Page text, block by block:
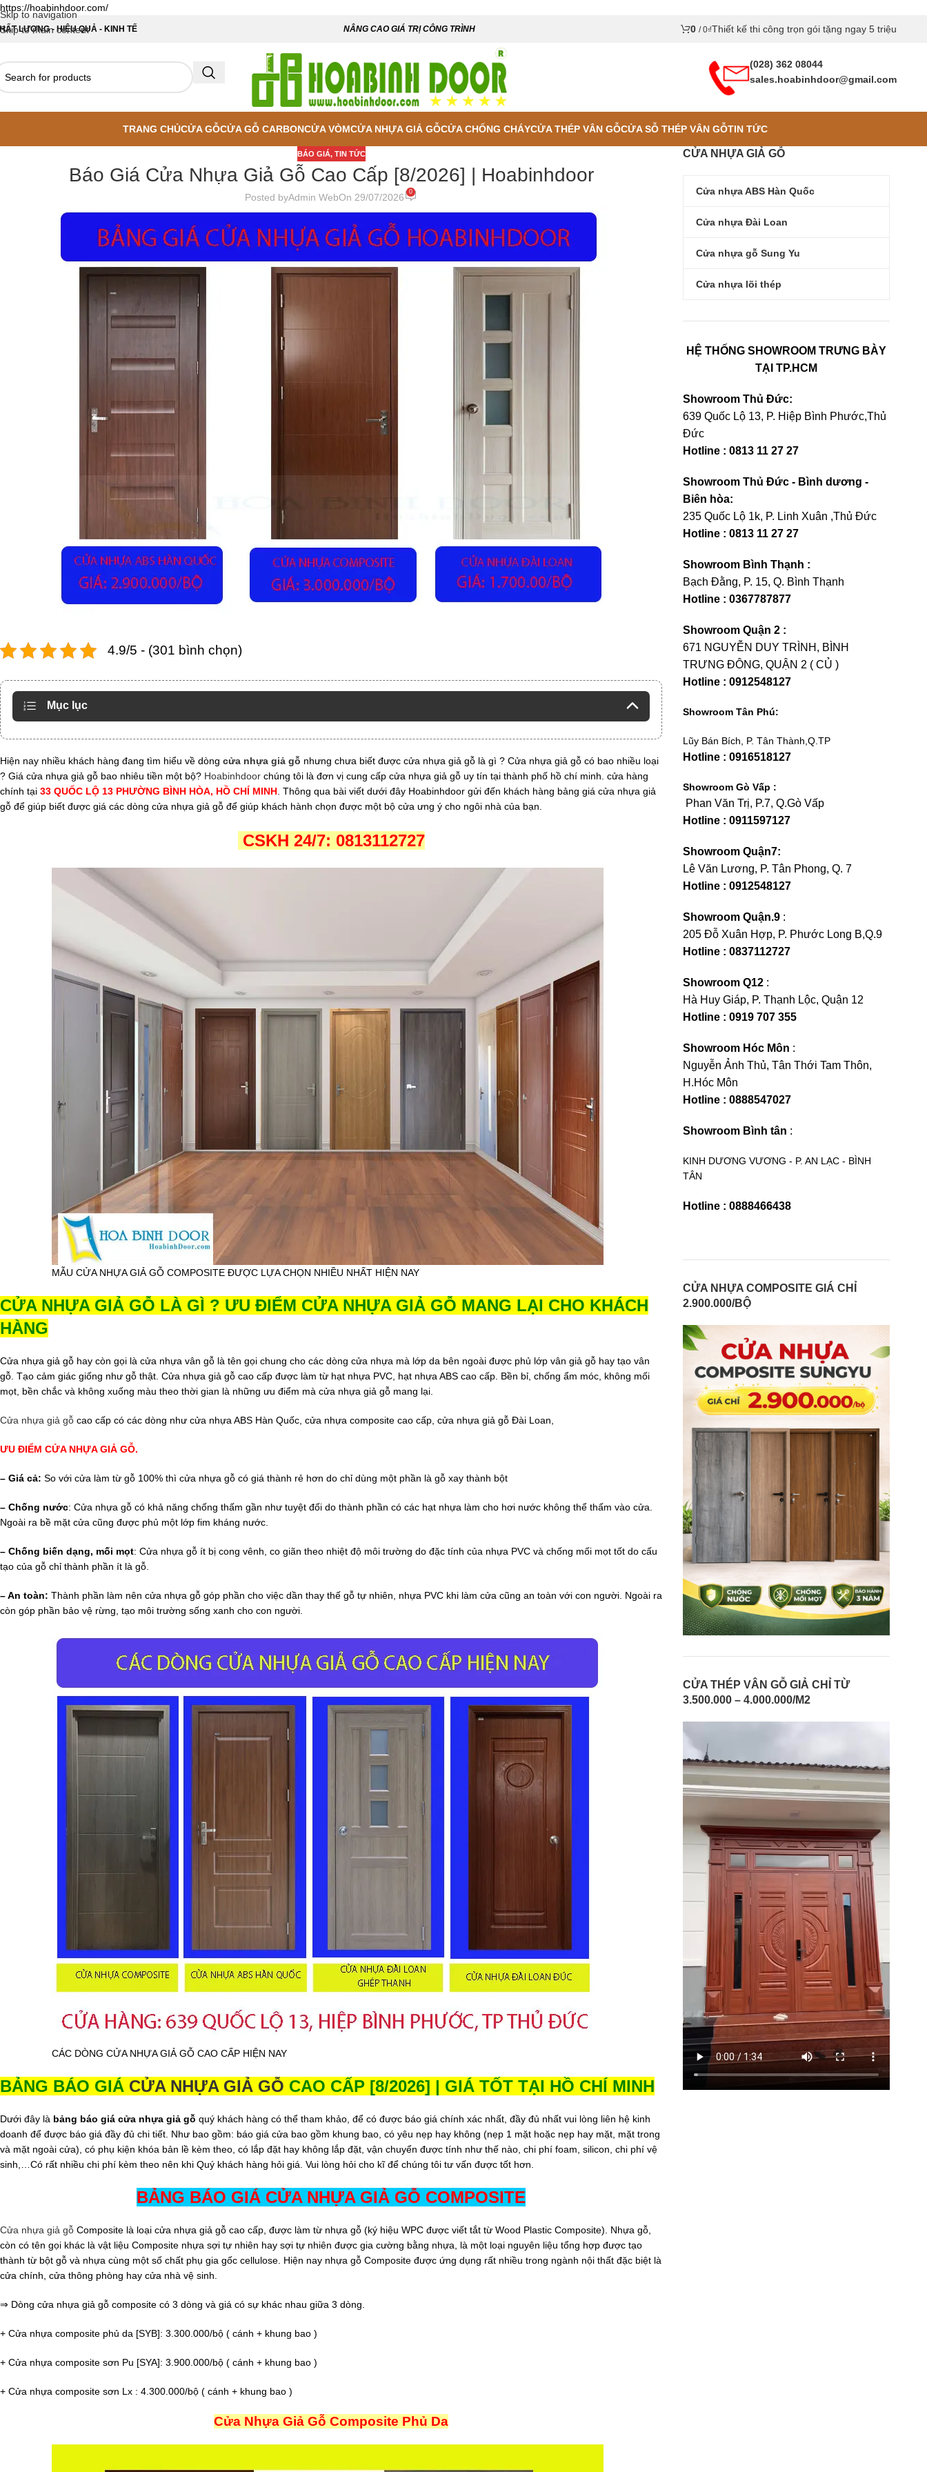
https://hoabinhdoor.com/
Skip to navigation
Skip to main content
LƯỢNG - HIỆU QUẢ - KINH TẾ NÂNG CAO GIÁ TRỊ CÔNG TRÌNH 0 / 0₫Thiết kế thi công trọn gói tặng ngay 5 triệu
(028) 362 08044
sales.hoabinhdoor@gmail.com
TRANG CHỦCỬA GỖCỬA GỖ CARBONCỬA VÒMCỬA NHỰA GIẢ GỖCỬA CHỐNG CHÁYCỬA THÉP VÂN GỖCỬA SỖ THÉP VÂN GỖTIN TỨC
BÁO GIÁ, TIN TỨC
Báo Giá Cửa Nhựa Giả Gỗ Cao Cấp [8/2026] | Hoabinhdoor
Posted byAdmin WebOn 29/07/2026 0
4.9/5 - (301 bình chọn)
Mục lục
Hiện nay nhiều khách hàng đang tìm hiểu về dòng cửa nhựa giả gỗ nhưng chưa biết được cửa nhựa giả gỗ là gì ? Cửa nhựa giả gỗ có bao nhiều loại
? Giá cửa nhựa giả gỗ bao nhiêu tiền một bộ? Hoabinhdoor chúng tôi là đơn vị cung cấp cửa nhựa giả gỗ uy tín tại thành phố hồ chí minh. cửa hàng
chính tại 33 QUỐC LỘ 13 PHƯỜNG BÌNH HÒA, HỒ CHÍ MINH . Thông qua bài viết dưới đây Hoabinhdoor gửi đến khách hàng bảng giá cửa nhựa giả
gỗ để giúp biết được giá các dòng cửa nhựa giả gỗ để giúp khách hành chọn được một bộ cửa ưng ý cho ngôi nhà của bạn.
CSKH 24/7: 0813112727
MẪU CỬA NHỰA GIẢ GỖ COMPOSITE ĐƯỢC LỰA CHỌN NHIỀU NHẤT HIỆN NAY
CỬA NHỰA GIẢ GỖ LÀ GÌ ? ƯU ĐIỂM CỬA NHỰA GIẢ GỖ MANG LẠI CHO KHÁCH
HÀNG
Cửa nhựa giả gỗ hay còn gọi là cửa nhựa vân gỗ là tên gọi chung cho các dòng cửa nhựa mà lớp da bên ngoài được phủ lớp vân giả gỗ hay tạo vân
gỗ. Tạo cảm giác giống như gỗ thật. Cửa nhựa giả gỗ cao cấp được làm từ hạt nhựa PVC, hạt nhựa ABS cao cấp. Bền bỉ, chống ẩm móc, không mối
mọt, bền chắc và không xuống màu theo thời gian là những ưu điểm mà cửa nhựa giả gỗ mang lại.
Cửa nhựa giả gỗ cao cấp có các dòng như cửa nhựa ABS Hàn Quốc, cửa nhựa composite cao cấp, cửa nhựa giả gỗ Đài Loan,
ƯU ĐIỂM CỬA NHỰA GIẢ GỖ.
– Giá cả: So với cửa làm từ gỗ 100% thì cửa nhựa gỗ có giá thành rẻ hơn do chỉ dùng một phần là gỗ xay thành bột
– Chống nước: Cửa nhựa gỗ có khả năng chống thấm gần như tuyệt đối do thành phần có các hạt nhựa làm cho hơi nước không thể thấm vào cửa.
Ngoài ra bề mặt cửa cũng được phủ một lớp fim kháng nước.
– Chống biến dạng, mối mọt: Cửa nhựa gỗ ít bị cong vênh, co giãn theo nhiệt độ môi trường do đặc tính của nhựa PVC và chống mối mọt tốt do cấu
tạo của gỗ chỉ thành phần ít là gỗ.
– An toàn: Thành phần làm nên cửa nhựa gỗ góp phần cho việc dần thay thế gỗ tự nhiên, nhựa PVC khi làm cửa cũng an toàn với con người. Ngoài ra
còn góp phần bảo vệ rừng, tạo môi trường sống xanh cho con người.
CÁC DÒNG CỬA NHỰA GIẢ GỖ CAO CẤP HIỆN NAY
BẢNG BÁO GIÁ CỬA NHỰA GIẢ GỖ CAO CẤP [8/2026] | GIÁ TỐT TẠI HỒ CHÍ MINH
Dưới đây là bảng báo giá cửa nhựa giả gỗ quý khách hàng có thể tham khảo, để có được báo giá chính xác nhất, đầy đủ nhất vui lòng liên hệ kinh
doanh để được báo giá đầy đủ chi tiết. Như bao gồm: báo giá cửa bao gồm khung bao, có yêu nẹp hay không (nẹp 1 mặt hoặc nẹp hay mặt, mặt trong
và mặt ngoài cửa), có phụ kiện khóa bản lề kèm theo, có lắp đặt hay không lắp đặt, vận chuyển được tính như thế nào, chi phí foam, silicon, chi phí vệ
sinh,…Có rất nhiều chi phí kèm theo nên khi Quý khách hàng hỏi giá. Vui lòng hỏi cho kĩ để chúng tôi tư vấn được tốt hơn.
BẢNG BÁO GIÁ CỬA NHỰA GIẢ GỖ COMPOSITE
Cửa nhựa giả gỗ Composite là loại cửa nhựa giả gỗ cao cấp, được làm từ nhựa gỗ (ký hiệu WPC được viết tắt từ Wood Plastic Composite). Nhựa gỗ,
còn có tên gọi khác là vật liệu Composite nhựa sợi tự nhiên hay sợi tự nhiên được gia cường bằng nhựa, là một loại nguyên liệu tổng hợp được tạo
thành từ bột gỗ và nhựa cùng một số chất phụ gia gốc cellulose. Hiện nay nhựa gỗ Composite được ứng dụng rất nhiều trong ngành nội thất đặc biệt là
cửa chính, cửa thông phòng hay cửa nhà vệ sinh.
⇒ Dòng cửa nhựa giả gỗ composite có 3 dòng và giá có sự khác nhau giữa 3 dòng.
+ Cửa nhựa composite phủ da [SYB]: 3.300.000/bộ ( cánh + khung bao )
+ Cửa nhựa composite sơn Pu [SYA]: 3.900.000/bộ ( cánh + khung bao )
+ Cửa nhựa composite sơn Lx : 4.300.000/bộ ( cánh + khung bao )
Cửa Nhựa Giả Gỗ Composite Phủ Da
CỬA NHỰA GIẢ GỖ
Cửa nhựa ABS Hàn Quốc
Cửa nhựa Đài Loan
Cửa nhựa gỗ Sung Yu
Cửa nhựa lõi thép
HỆ THỐNG SHOWROOM TRƯNG BÀY
TẠI TP.HCM
Showroom Thủ Đức:
639 Quốc Lộ 13, P. Hiệp Bình Phước,Thủ
Đức
Hotline : 0813 11 27 27
Showroom Thủ Đức - Bình dương -
Biên hòa:
235 Quốc Lộ 1k, P. Linh Xuân ,Thủ Đức
Hotline : 0813 11 27 27
Showroom Bình Thạnh :
Bạch Đằng, P. 15, Q. Bình Thạnh
Hotline : 0367787877
Showroom Quận 2 :
671 NGUYỄN DUY TRÌNH, BÌNH
TRƯNG ĐÔNG, QUẬN 2 ( CỦ )
Hotline : 0912548127
Showroom Tân Phú:
Lũy Bán Bích, P. Tân Thành,Q.TP
Hotline : 0916518127
Showroom Gò Vấp :
Phan Văn Trị, P.7, Q.Gò Vấp
Hotline : 0911597127
Showroom Quận7:
Lê Văn Lương, P. Tân Phong, Q. 7
Hotline : 0912548127
Showroom Quận.9 :
205 Đỗ Xuân Hợp, P. Phước Long B,Q.9
Hotline : 0837112727
Showroom Q12 :
Hà Huy Giáp, P. Thạnh Lộc, Quận 12
Hotline : 0919 707 355
Showroom Hóc Môn :
Nguyễn Ảnh Thủ, Tân Thới Tam Thôn,
H.Hóc Môn
Hotline : 0888547027
Showroom Bình tân :
KINH DƯƠNG VƯƠNG - P. AN LẠC - BÌNH
TÂN
Hotline : 0888466438
CỬA NHỰA COMPOSITE GIÁ CHỈ
2.900.000/BỘ
CỬA THÉP VÂN GỖ GIẢ CHỈ TỪ
3.500.000 – 4.000.000/M2